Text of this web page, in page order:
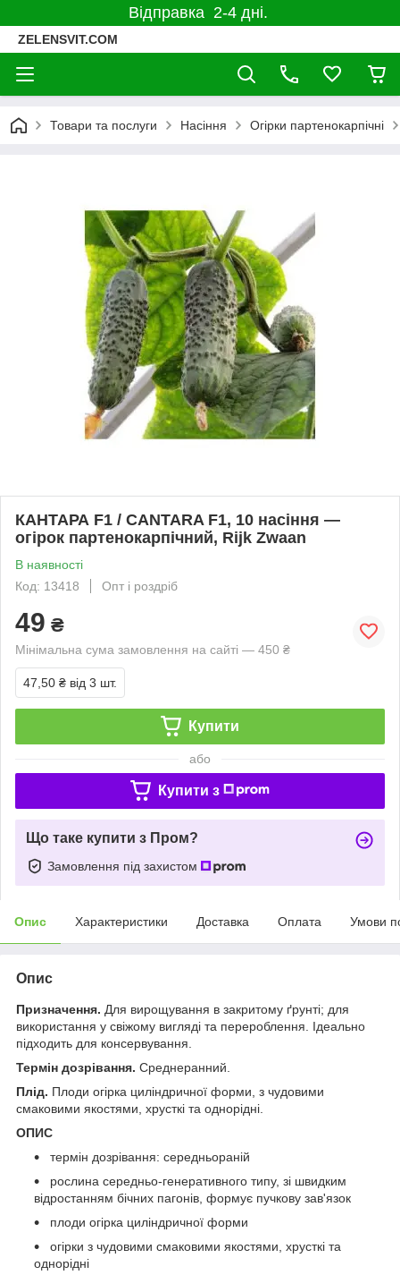
Відправка 2-4 дні.
ZELENSVIT.COM
Товари та послуги Насіння Огірки партенокарпічні
КАНТАРА F1 / CANTARA F1, 10 насіння —
огірок партенокарпічний, Rijk Zwaan
В наявності
Код: 13418
Опт і роздріб
49 ₴
Мінімальна сума замовлення на сайті — 450 ₴
47,50 ₴ від 3 шт.
Купити
або
Купити з
Що таке купити з Пром?
Замовлення під захистом
Опис Характеристики Доставка Оплата Умови
Опис
Призначення. Для вирощування в закритому ґрунті; для
використання у свіжому вигляді та перероблення. Ідеально
підходить для консервування.
Термін дозрівання. Среднеранний.
Плід. Плоди огірка циліндричної форми, з чудовими
смаковими якостями, хрусткі та однорідні.
ОПИС
термін дозрівання: середньораній
рослина середньо-генеративного типу, зі швидким
відростанням бічних пагонів, формує пучкову зав'язок
плоди огірка циліндричної форми
огірки з чудовими смаковими якостями, хрусткі та
однорідні